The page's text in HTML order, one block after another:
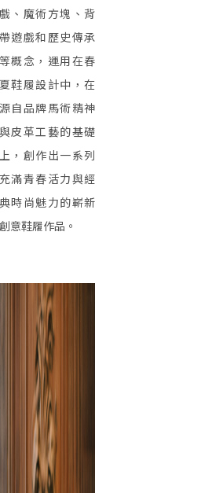
戲、魔術方塊、背
帶遊戲和歷史傳承
等概念，運用在春
夏鞋履設計中，在
源自品牌馬術精神
與皮革工藝的基礎
上，創作出一系列
充滿青春活力與經
典時尚魅力的嶄新
創意鞋履作品。